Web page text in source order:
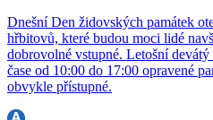
Dnešní Den židovských památek
hřbitovů, které budou moci lidé
dobrovolné vstupné. Letošní
čase od 10:00 do 17:00 opravené
obvykle přístupné.